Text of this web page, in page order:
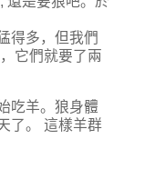
得多，但我們
它們就要了兩
吃羊。狼身體
了。 這樣羊群